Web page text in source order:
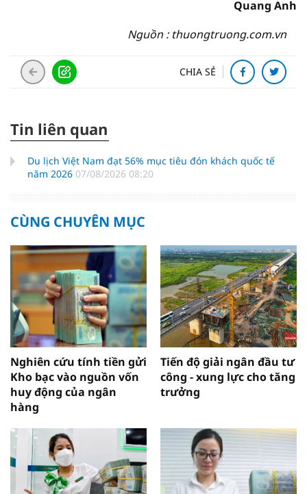
Quang Anh
Nguồn : thuongtruong.com.vn
CHIA SẺ
Tin liên quan
Du lịch Việt Nam đạt 56% mục tiêu đón khách quốc tế
năm 2026 07/08/2026 08:20
CÙNG CHUYÊN MỤC
Nghiên cứu tính tiền gửi
Kho bạc vào nguồn vốn
huy động của ngân
hàng
Tiến độ giải ngân đầu tư
công - xung lực cho tăng
trưởng